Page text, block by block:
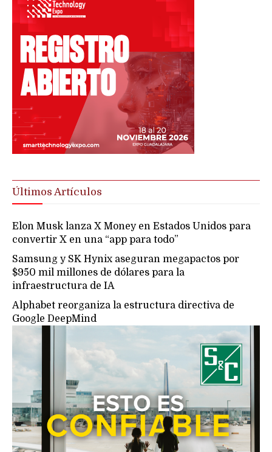
Últimos Artículos
Elon Musk lanza X Money en Estados Unidos para
convertir X en una “app para todo”
Samsung y SK Hynix aseguran megapactos por
$950 mil millones de dólares para la
infraestructura de IA
Alphabet reorganiza la estructura directiva de
Google DeepMind